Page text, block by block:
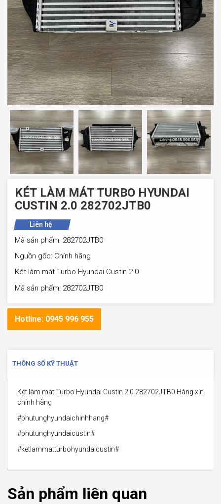
KÉT LÀM MÁT TURBO HYUNDAI
CUSTIN 2.0 282702JTB0
Liên hệ
Mã sản phẩm: 282702JTB0
Nguồn gốc: Chính hãng
Két làm mát Turbo Hyundai Custin 2.0
Mã sản phẩm: 282702JTB0
Hotline: 0945 996 955
THÔNG SỐ KỸ THUẬT
Két làm mát Turbo Hyundai Custin 2.0 282702JTB0.Hàng xịn
chính hãng
#phutunghyundaichinhhang#
#phutunghyundaicustin#
#ketlammatturbohyundaicustin#
Sản phẩm liên quan